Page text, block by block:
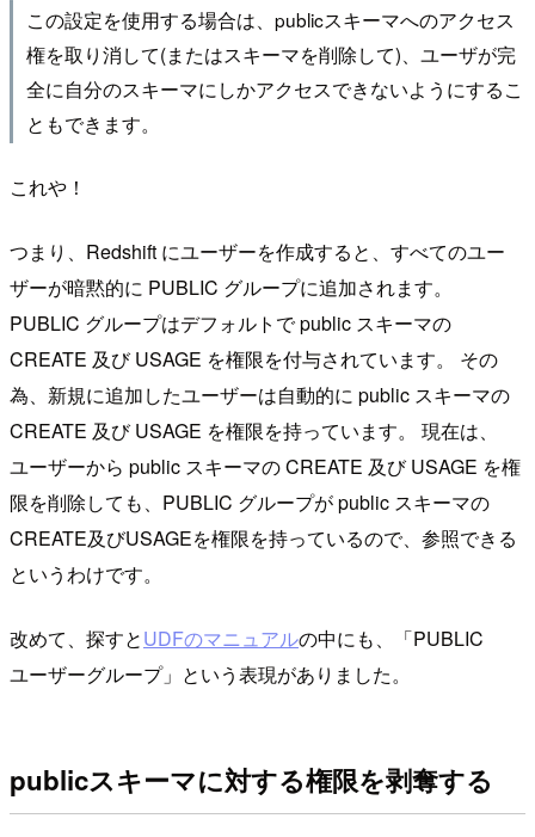
この設定を使用する場合は、publicスキーマへのアクセス
権を取り消して(またはスキーマを削除して)、ユーザが完
全に自分のスキーマにしかアクセスできないようにするこ
ともできます。
これや！
つまり、Redshift にユーザーを作成すると、すべてのユー
ザーが暗黙的に PUBLIC グループに追加されます。
PUBLIC グループはデフォルトで public スキーマの
CREATE 及び USAGE を権限を付与されています。 その
為、新規に追加したユーザーは自動的に public スキーマの
CREATE 及び USAGE を権限を持っています。 現在は、
ユーザーから public スキーマの CREATE 及び USAGE を権
限を削除しても、PUBLIC グループが public スキーマの
CREATE及びUSAGEを権限を持っているので、参照できる
というわけです。
改めて、探すとUDFのマニュアルの中にも、「PUBLIC
ユーザーグループ」という表現がありました。
publicスキーマに対する権限を剥奪する